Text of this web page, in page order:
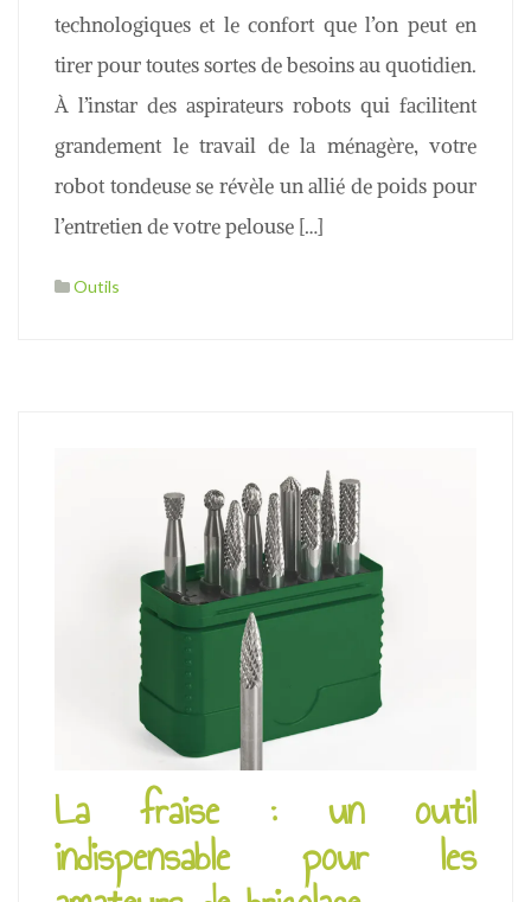
technologiques et le confort que l’on peut en
tirer pour toutes sortes de besoins au quotidien.
À l’instar des aspirateurs robots qui facilitent
grandement le travail de la ménagère, votre
robot tondeuse se révèle un allié de poids pour
l’entretien de votre pelouse […]
Outils
La fraise : un outil
indispensable pour les